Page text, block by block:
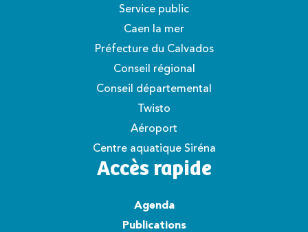
Service public
Caen la mer
Préfecture du Calvados
Conseil régional
Conseil départemental
Twisto
Aéroport
Centre aquatique Siréna
Accès rapide
Agenda
Publications